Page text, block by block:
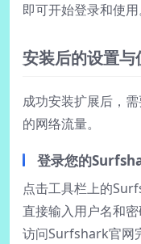
即可开始登录和使用
安装后的设置与
成功安装扩展后，
的网络流量。
登录您的
点击工具栏上的
直接输入用户名和
访问Surfshark官网